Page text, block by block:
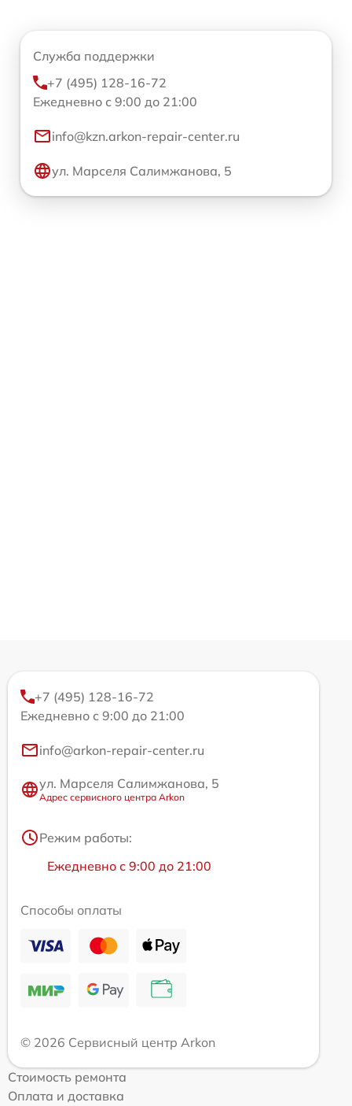
Служба поддержки
+7 (495) 128-16-72
Ежедневно с 9:00 до 21:00
info@kzn.arkon-repair-center.ru
ул. Марселя Салимжанова, 5
+7 (495) 128-16-72
Ежедневно с 9:00 до 21:00
info@arkon-repair-center.ru
ул. Марселя Салимжанова, 5
Адрес сервисного центра Arkon
Режим работы:
Ежедневно с 9:00 до 21:00
Способы оплаты
© 2026 Сервисный центр Arkon
Стоимость ремонта
Оплата и доставка